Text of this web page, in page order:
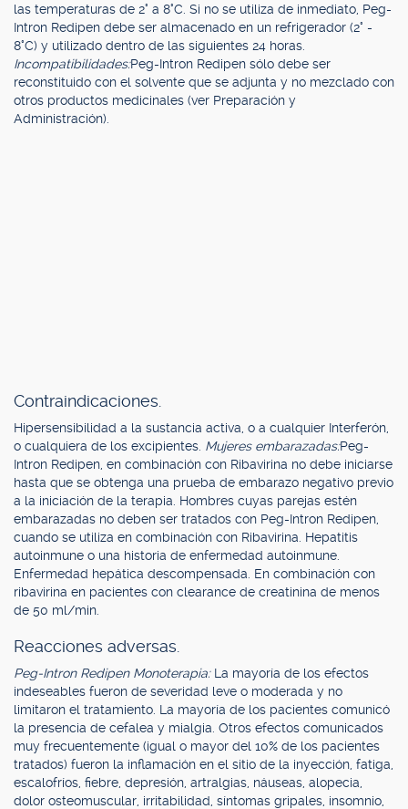
las temperaturas de 2° a 8°C. Si no se utiliza de inmediato, Peg-
Intron Redipen debe ser almacenado en un refrigerador (2° -
8°C) y utilizado dentro de las siguientes 24 horas.
Incompatibilidades:Peg-Intron Redipen sólo debe ser
reconstituido con el solvente que se adjunta y no mezclado con
otros productos medicinales (ver Preparación y
Administración).
Contraindicaciones.
Hipersensibilidad a la sustancia activa, o a cualquier Interferón,
o cualquiera de los excipientes. Mujeres embarazadas:Peg-
Intron Redipen, en combinación con Ribavirina no debe iniciarse
hasta que se obtenga una prueba de embarazo negativo previo
a la iniciación de la terapia. Hombres cuyas parejas estén
embarazadas no deben ser tratados con Peg-Intron Redipen,
cuando se utiliza en combinación con Ribavirina. Hepatitis
autoinmune o una historia de enfermedad autoinmune.
Enfermedad hepática descompensada. En combinación con
ribavirina en pacientes con clearance de creatinina de menos
de 50 ml/min.
Reacciones adversas.
Peg-Intron Redipen Monoterapia: La mayoría de los efectos
indeseables fueron de severidad leve o moderada y no
limitaron el tratamiento. La mayoría de los pacientes comunicó
la presencia de cefalea y mialgia. Otros efectos comunicados
muy frecuentemente (igual o mayor del 10% de los pacientes
tratados) fueron la inflamación en el sitio de la inyección, fatiga,
escalofríos, fiebre, depresión, artralgias, náuseas, alopecia,
dolor osteomuscular, irritabilidad, síntomas gripales, insomnio,